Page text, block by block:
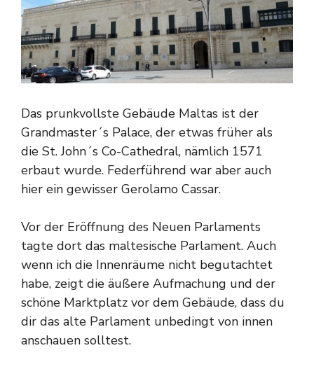
Das prunkvollste Gebäude Maltas ist der
Grandmaster´s Palace, der etwas früher als
die St. John´s Co-Cathedral, nämlich 1571
erbaut wurde. Federführend war aber auch
hier ein gewisser Gerolamo Cassar.
Vor der Eröffnung des Neuen Parlaments
tagte dort das maltesische Parlament. Auch
wenn ich die Innenräume nicht begutachtet
habe, zeigt die äußere Aufmachung und der
schöne Marktplatz vor dem Gebäude, dass du
dir das alte Parlament unbedingt von innen
anschauen solltest.